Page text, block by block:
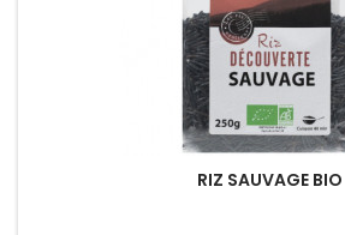
RIZ SAUVAGE BIO